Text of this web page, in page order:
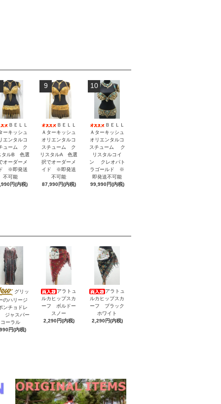
ＢＥＬＬ
ーキッシュ
エンタルコ
ューム ク
タルB 色選
オーダーメ
※即発送
不可能
円(内税)
9
ＢＥＬＬ
Ａターキッシュ
オリエンタルコ
スチューム ク
リスタルA 色選
択でオーダーメ
イド ※即発送
不可能
87,990円(内税)
10
ＢＥＬＬ
Ａターキッシュ
オリエンタルコ
スチューム ク
リスタルコイ
ン クレオパト
ラゴールド ※
即発送不可能
99,990円(内税)
グリッ
のハリージ
ンチョドレ
ジャスパー
コーラル
円(内税)
アラトュ
ルカヒップスカ
ーフ ボルドー
スノー
2,290円(内税)
アラトュ
ルカヒップスカ
ーフ ブラック
ホワイト
2,290円(内税)